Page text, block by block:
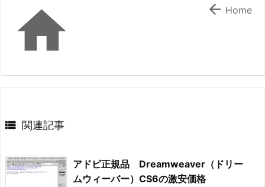
  Home
 関連記事
アドビ正規品 Dreamweaver（ドリー
ムウィーバー）CS6の激安価格